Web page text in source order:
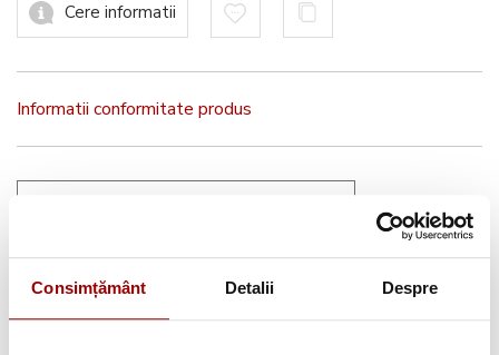
Consimțământ Detalii Despre
Cere informatii
Informatii conformitate produs
Brother